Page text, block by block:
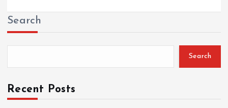
Search
Search
Recent Posts